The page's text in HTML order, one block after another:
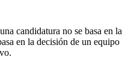
candidatura no se basa en la
en la decisión de un equipo